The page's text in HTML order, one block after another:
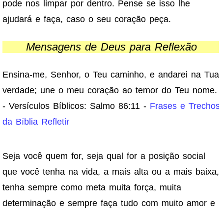
pode nos limpar por dentro. Pense se isso lhe
ajudará e faça, caso o seu coração peça.
Mensagens de Deus para Reflexão
Ensina-me, Senhor, o Teu caminho, e andarei na Tua
verdade; une o meu coração ao temor do Teu nome.
- Versículos Bíblicos: Salmo 86:11 - Frases e Trechos
da Bíblia Refletir
Seja você quem for, seja qual for a posição social
que você tenha na vida, a mais alta ou a mais baixa,
tenha sempre como meta muita força, muita
determinação e sempre faça tudo com muito amor e